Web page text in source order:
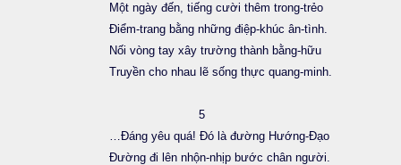
Một ngày đến, tiếng cười thêm trong-trẻo
Điểm-trang bằng những điệp-khúc ân-tình.
Nối vòng tay xây trường thành bằng-hữu
Truyền cho nhau lẽ sống thực quang-minh.
5
…Đáng yêu quá! Đó là đường Hướng-Đạo
Đường đi lên nhộn-nhịp bước chân người.